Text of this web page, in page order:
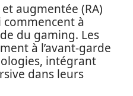
augmentée (RA)
à
du gaming. Les
à l’avant-garde
intégrant
dans leurs